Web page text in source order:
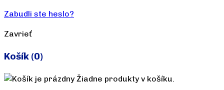
Zabudli ste heslo?
Zavrieť
Košík (0)
Žiadne produkty v košíku.